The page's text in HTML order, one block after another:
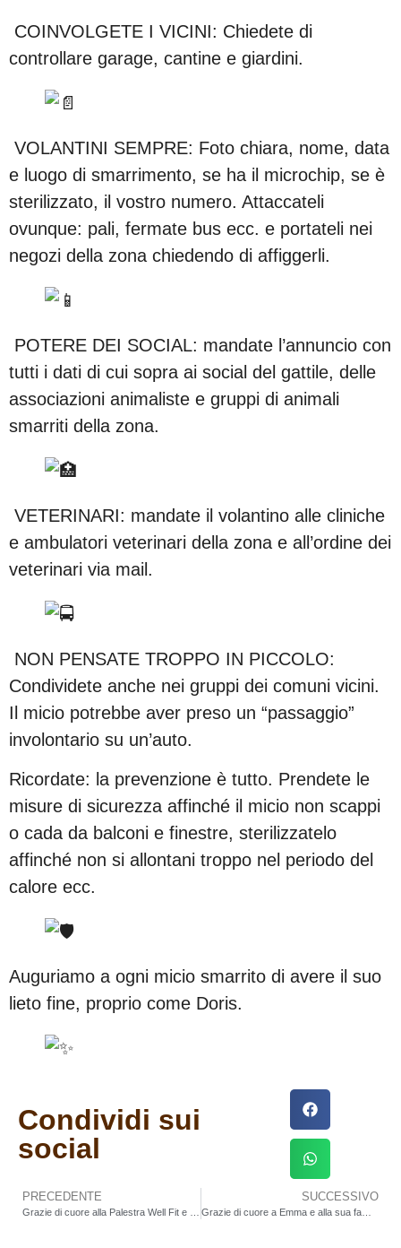
COINVOLGETE I VICINI: Chiedete di
controllare garage, cantine e giardini.
VOLANTINI SEMPRE: Foto chiara, nome, data
e luogo di smarrimento, se ha il microchip, se è
sterilizzato, il vostro numero. Attaccateli
ovunque: pali, fermate bus ecc. e portateli nei
negozi della zona chiedendo di affiggerli.
POTERE DEI SOCIAL: mandate l’annuncio con
tutti i dati di cui sopra ai social del gattile, delle
associazioni animaliste e gruppi di animali
smarriti della zona.
VETERINARI: mandate il volantino alle cliniche
e ambulatori veterinari della zona e all’ordine dei
veterinari via mail.
NON PENSATE TROPPO IN PICCOLO:
Condividete anche nei gruppi dei comuni vicini.
Il micio potrebbe aver preso un “passaggio”
involontario su un’auto.
Ricordate: la prevenzione è tutto. Prendete le
misure di sicurezza affinché il micio non scappi
o cada da balconi e finestre, sterilizzatelo
affinché non si allontani troppo nel periodo del
calore ecc.
Auguriamo a ogni micio smarrito di avere il suo
lieto fine, proprio come Doris.
Condividi sui
social
PRECEDENTE SUCCESSIVO
Grazie di cuore a Emma e alla sua famiglia per aver scelto le nostre bomboniere solidali!